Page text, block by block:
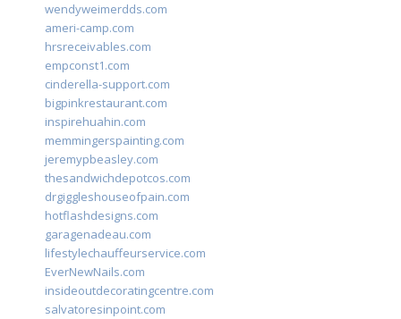
wendyweimerdds.com
ameri-camp.com
hrsreceivables.com
empconst1.com
cinderella-support.com
bigpinkrestaurant.com
inspirehuahin.com
memmingerspainting.com
jeremypbeasley.com
thesandwichdepotcos.com
drgiggleshouseofpain.com
hotflashdesigns.com
garagenadeau.com
lifestylechauffeurservice.com
EverNewNails.com
insideoutdecoratingcentre.com
salvatoresinpoint.com